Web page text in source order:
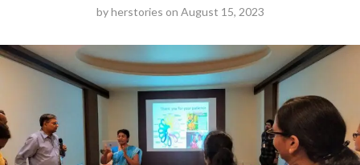
byherstories on August 15, 2023